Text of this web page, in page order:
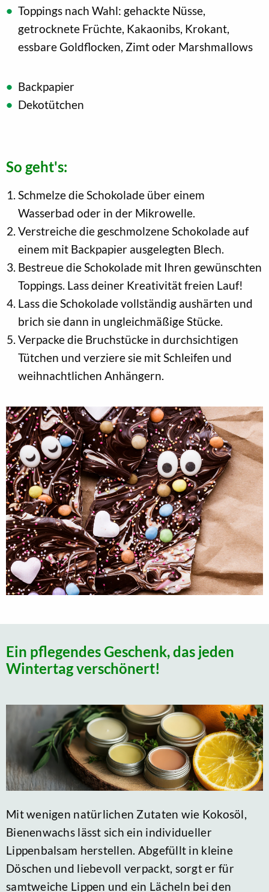
Toppings nach Wahl: gehackte Nüsse,
getrocknete Früchte, Kakaonibs, Krokant,
essbare Goldflocken, Zimt oder Marshmallows
Backpapier
Dekotütchen
So geht's:
Schmelze die Schokolade über einem
Wasserbad oder in der Mikrowelle.
Verstreiche die geschmolzene Schokolade auf
einem mit Backpapier ausgelegten Blech.
Bestreue die Schokolade mit Ihren gewünschten
Toppings. Lass deiner Kreativität freien Lauf!
Lass die Schokolade vollständig aushärten und
brich sie dann in ungleichmäßige Stücke.
Verpacke die Bruchstücke in durchsichtigen
Tütchen und verziere sie mit Schleifen und
weihnachtlichen Anhängern.
Ein pflegendes Geschenk, das jeden
Wintertag verschönert!
Mit wenigen natürlichen Zutaten wie Kokosöl,
Bienenwachs lässt sich ein individueller
Lippenbalsam herstellen. Abgefüllt in kleine
Döschen und liebevoll verpackt, sorgt er für
samtweiche Lippen und ein Lächeln bei den